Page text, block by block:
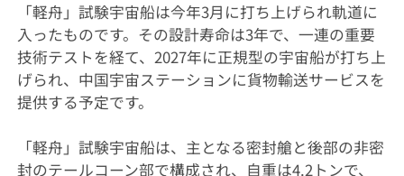
「軽舟」試験宇宙船は今年3月に打ち上げられ軌道に
入ったものです。その設計寿命は3年で、一連の重要
技術テストを経て、2027年に正規型の宇宙船が打ち上
げられ、中国宇宙ステーションに貨物輸送サービスを
提供する予定です。
「軽舟」試験宇宙船は、主となる密封艙と後部の非密
封のテールコーン部で構成され、自重は4.2トンで、